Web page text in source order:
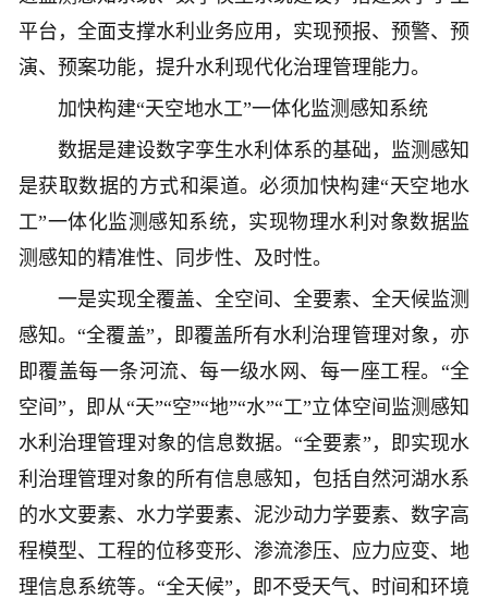
平台，全面支撑水利业务应用，实现预报、预警、预
演、预案功能，提升水利现代化治理管理能力。
加快构建“天空地水工”一体化监测感知系统
数据是建设数字孪生水利体系的基础，监测感知
是获取数据的方式和渠道。必须加快构建“天空地水
工”一体化监测感知系统，实现物理水利对象数据监
测感知的精准性、同步性、及时性。
一是实现全覆盖、全空间、全要素、全天候监测
感知。“全覆盖”，即覆盖所有水利治理管理对象，亦
即覆盖每一条河流、每一级水网、每一座工程。“全
空间”，即从“天”“空”“地”“水”“工”立体空间监测感知
水利治理管理对象的信息数据。“全要素”，即实现水
利治理管理对象的所有信息感知，包括自然河湖水系
的水文要素、水力学要素、泥沙动力学要素、数字高
程模型、工程的位移变形、渗流渗压、应力应变、地
理信息系统等。“全天候”，即不受天气、时间和环境